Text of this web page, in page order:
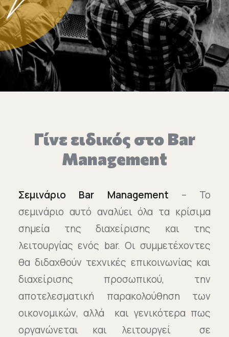
Επικοινωνία
Ευκαιρίες Καριέρας
e-mathisi
Voucher
Γίνε ειδικός στο Bar
Management
Σεμινάριο Bar Management – Το
σεμινάριο αυτό αναλύει όλα τα κρίσιμα
σημεία της διαχείρισης και της
λειτουργίας ενός bar. Οι συμμετέχοντες
θα διδαχθούν τεχνικές επικοινωνίας και
διαχείρισης προσωπικού, την
αποτελεσματική παρακολούθηση των
οικονομικών, αλλά και γενικότερα πως
οργανώνεται και λειτουργεί σε